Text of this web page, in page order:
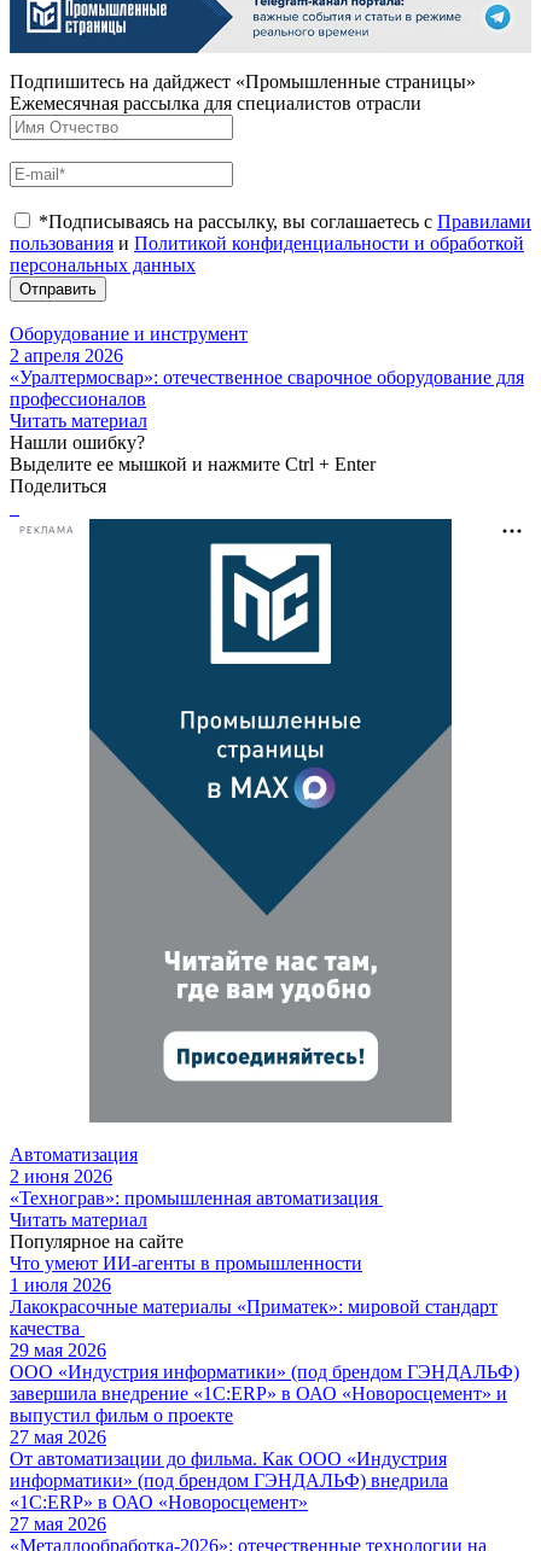
Подпишитесь на дайджест «Промышленные страницы»
Ежемесячная рассылка для специалистов отрасли
*Подписываясь на рассылку, вы соглашаетесь с Правилами
пользования и Политикой конфиденциальности и обработкой
персональных данных
Отправить
Оборудование и инструмент
2 апреля 2026
«Уралтермосвар»: отечественное сварочное оборудование для
профессионалов
Читать материал
Нашли ошибку?
Выделите ее мышкой и нажмите Ctrl + Enter
Поделиться
РЕКЛАМА
Автоматизация
2 июня 2026
«Технограв»: промышленная автоматизация
Читать материал
Популярное на сайте
Что умеют ИИ-агенты в промышленности
1 июля 2026
Лакокрасочные материалы «Приматек»: мировой стандарт
качества
29 мая 2026
ООО «Индустрия информатики» (под брендом ГЭНДАЛЬФ)
завершила внедрение «1С:ERP» в ОАО «Новоросцемент» и
выпустил фильм о проекте
27 мая 2026
От автоматизации до фильма. Как ООО «Индустрия
информатики» (под брендом ГЭНДАЛЬФ) внедрила
«1С:ERP» в ОАО «Новоросцемент»
27 мая 2026
«Металлообработка-2026»: отечественные технологии на